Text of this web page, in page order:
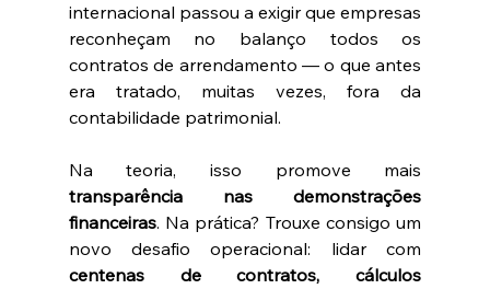
internacional passou a exigir que empresas
reconheçam no balanço todos os
contratos de arrendamento — o que antes
era tratado, muitas vezes, fora da
contabilidade patrimonial.
transparência nas demonstrações
financeiras. Na prática? Trouxe consigo um
centenas de contratos, cálculos